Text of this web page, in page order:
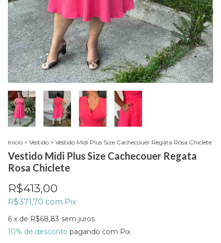
Início > Vestido > Vestido Midi Plus Size Cachecouer Regata Rosa Chiclete
Vestido Midi Plus Size Cachecouer Regata
Rosa Chiclete
R$413,00
R$371,70 com Pix
6 x de R$68,83 sem juros
10% de desconto pagando com Pix